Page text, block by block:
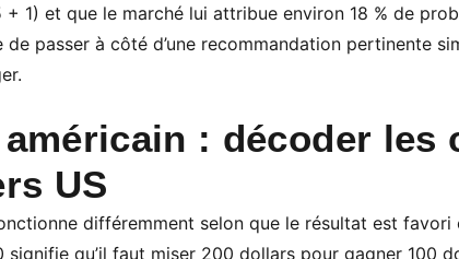
+ 1) et que le marché lui attribue environ 18 % de
passer à côté d’une recommandation pertinente
: décoder les
US
différemment selon que le résultat est favori
signifie qu’il faut miser 200 dollars pour gagner 100